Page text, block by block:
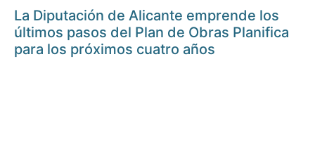
La Diputación de Alicante emprende los
últimos pasos del Plan de Obras Planifica
para los próximos cuatro años